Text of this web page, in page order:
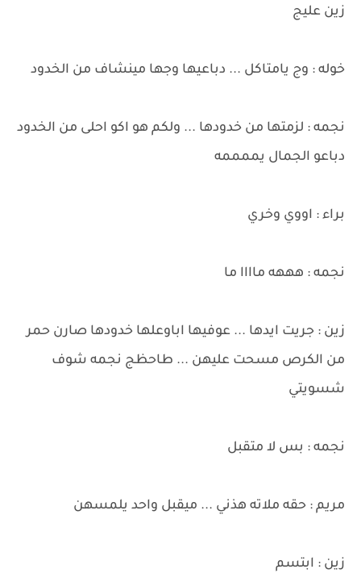
زين عليج
خوله : وج يامتاكل ... دباعيها وجها مينشاف من الخدود
نجمه : لزمتها من خدودها ... ولكم هو اكو احلى من الخدود
دباعو الجمال يممممه
براء : اووي وخري
نجمه : هههه ماااا ما
زين : جريت ايدها ... عوفيها اباوعلها خدودها صارن حمر
من الكرص مسحت عليهن ... طاحظج نجمه شوف
شسويتي
نجمه : بس لا متقبل
مريم : حقه ملاته هذني ... ميقبل واحد يلمسهن
زين : ابتسم